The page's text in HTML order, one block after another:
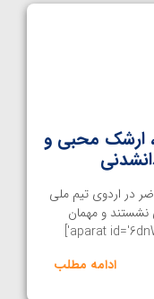
ارشک محبی و
در اردوی تیم ملی
نشستند و مهمان
ادامه مطلب